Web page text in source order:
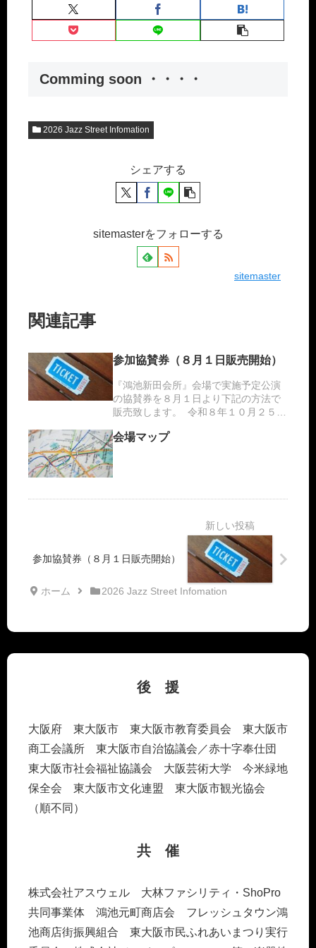
Comming soon ・・・・
2026 Jazz Street Infomation
シェアする
sitemasterをフォローする
sitemaster
関連記事
参加協賛券（８月１日販売開始）
『鴻池新田会所』会場で実施予定公演
の協賛券を８月１日より下記の方法で
販売致します。 令和８年１０月２５日
令和８年１０月２５日（日） 鴻池新
会場マップ
参加協賛券（８月１日販売開始）
ホーム 2026 Jazz Street Infomation
後 援
大阪府 東大阪市 東大阪市教育委員会 東大阪市
商工会議所 東大阪市自治協議会／赤十字奉仕団
東大阪市社会福祉協議会 大阪芸術大学 今米緑地
保全会 東大阪市文化連盟 東大阪市観光協会
（順不同）
共 催
株式会社アスウェル 大林ファシリティ・ShoPro
共同事業体 鴻池元町商店会 フレッシュタウン鴻
池商店街振興組合 東大阪市民ふれあいまつり実行